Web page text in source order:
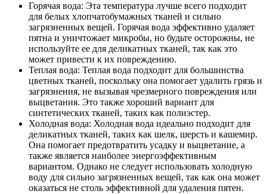
Горячая вода: Эта температура лучше всего подходит
для белых хлопчатобумажных тканей и сильно
загрязненных вещей. Горячая вода эффективно удаляет
пятна и уничтожает микробы, но будьте осторожны, не
используйте ее для деликатных тканей, так как это
может привести к их повреждению.
Теплая вода: Теплая вода подходит для большинства
цветных тканей, поскольку она помогает удалить грязь и
загрязнения, не вызывая чрезмерного повреждения или
выцветания. Это также хороший вариант для
синтетических тканей, таких как полиэстер.
Холодная вода: Холодная вода идеально подходит для
деликатных тканей, таких как шелк, шерсть и кашемир.
Она помогает предотвратить усадку и выцветание, а
также является наиболее энергоэффективным
вариантом. Однако не следует использовать холодную
воду для сильно загрязненных вещей, так как она может
оказаться не столь эффективной для удаления пятен.